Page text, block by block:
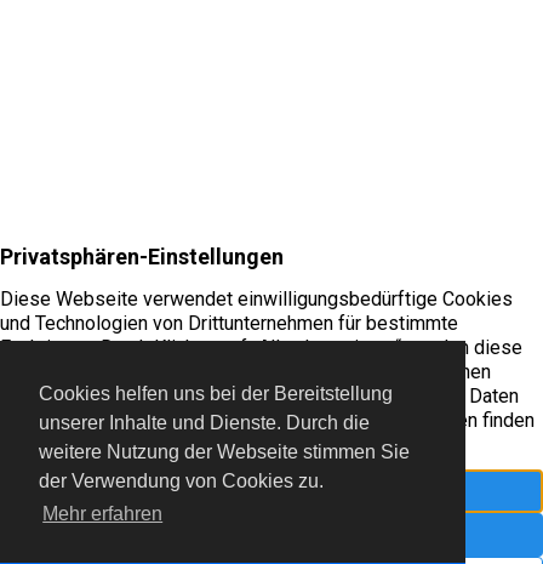
Cookies helfen uns bei der Bereitstellung
unserer Inhalte und Dienste. Durch die
weitere Nutzung der Webseite stimmen Sie
der Verwendung von Cookies zu.
Mehr erfahren
© 2022 Freiflieger Niederrhein e.V.